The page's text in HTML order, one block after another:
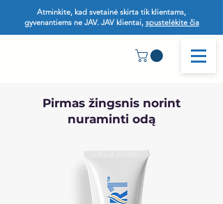
Atminkite, kad svetainė skirta tik klientams,
gyvenantiems ne JAV. JAV klientai, spustelėkite čia
Pirmas žingsnis norint
nuraminti odą